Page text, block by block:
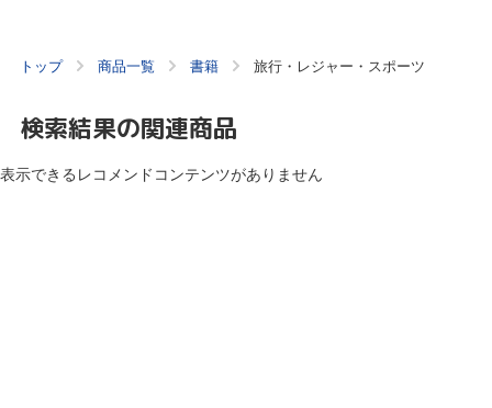
トップ 商品一覧 書籍 旅行・レジャー・スポーツ
検索結果の関連商品
表示できるレコメンドコンテンツがありません